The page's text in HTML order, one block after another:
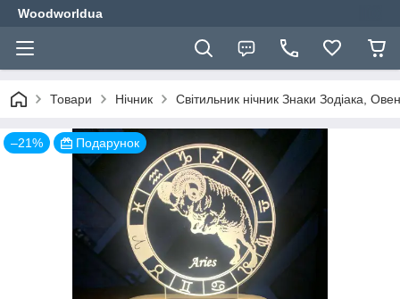
Woodworldua
Товари Нічник Світильник нічник Знаки Зодіака,
–21% Подарунок